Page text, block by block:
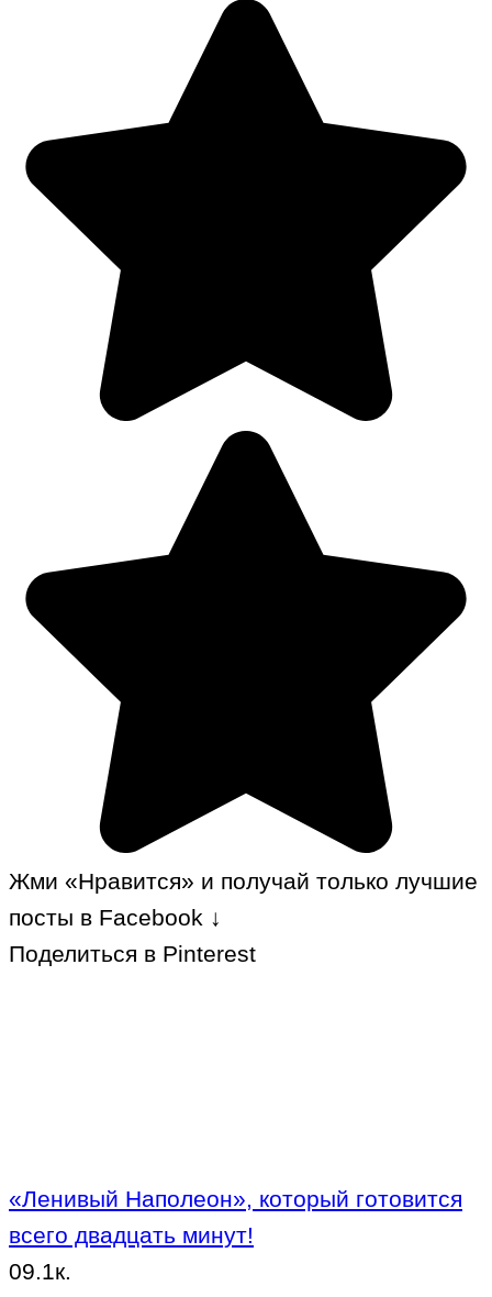
Жми «Нравится» и получай только лучшие
посты в Facebook ↓
Поделиться в Pinterest
«Ленивый Наполеон», который готовится
всего двадцать минут!
09.1к.